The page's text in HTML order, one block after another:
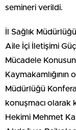
semineri verildi.
İl Sağlık
Aile İçi İletişimi
Mücadele
Müdürlüğü
konuşmacı olarak
Hekimi Mehmet